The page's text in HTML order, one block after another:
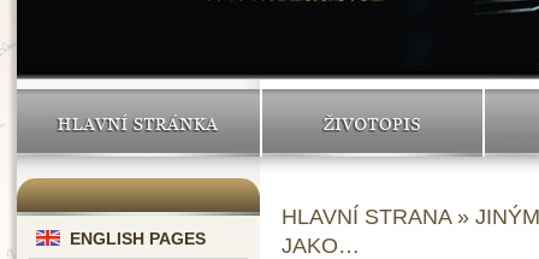
HLAVNÍ STRÁNKA ŽIVOTOPIS
ENGLISH PAGES
HLAVNÍ STRANA»
JAKO…